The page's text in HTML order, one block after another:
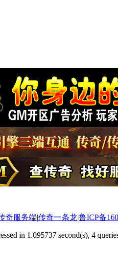
奇服务端|传奇一条龙|鲁ICP备
in 1.095737 second(s), 4